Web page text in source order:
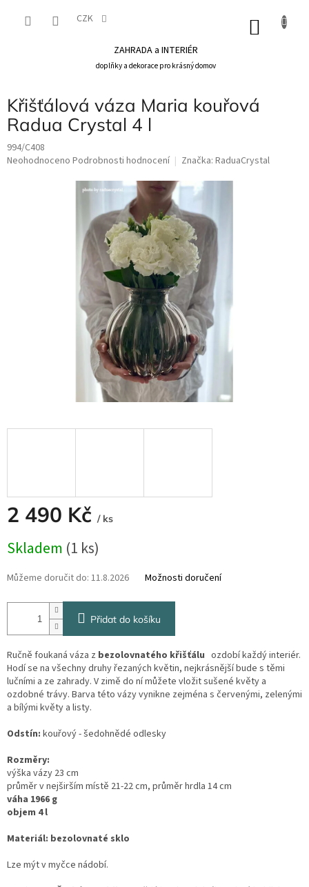
CZK
ZAHRADA a INTERIÉR
doplňky a dekorace pro krásný domov
Křišťálová váza Maria kouřová
Radua Crystal 4 l
994/C408
Průměrné
Neohodnoceno Podrobnosti hodnocení Značka: RaduaCrystal
2 490 Kč / ks
cena:
Skladem (1 ks)
Můžeme doručit do: 11.8.2026 Možnosti doručení
Přidat do košíku
Ručně foukaná váza z bezolovnatého křišťálu ozdobí každý interiér.
Hodí se na všechny druhy řezaných květin, nejkrásnější bude s těmi
lučními a ze zahrady. V zimě do ní můžete vložit sušené květy a
ozdobné trávy. Barva této vázy vynikne zejména s červenými, zelenými
a bílými květy a listy.
Odstín: kouřový - šedohnědé odlesky
Rozměry:
výška vázy 23 cm
průměr v nejširším místě 21-22 cm, průměr hrdla 14 cm
váha 1966 g
objem 4 l
Materiál: bezolovnaté sklo
Lze mýt v myčce nádobí.